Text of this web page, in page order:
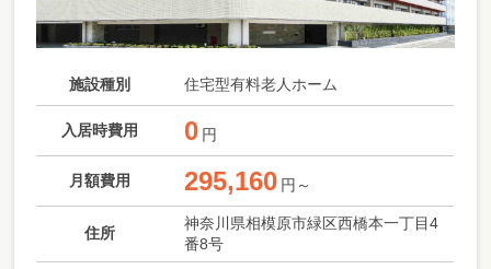
施設種別 住宅型有料老人ホーム
入居時費用 0 円
月額費用 295,160 円～
住所
神奈川県相模原市緑区西橋本一丁目4
番8号